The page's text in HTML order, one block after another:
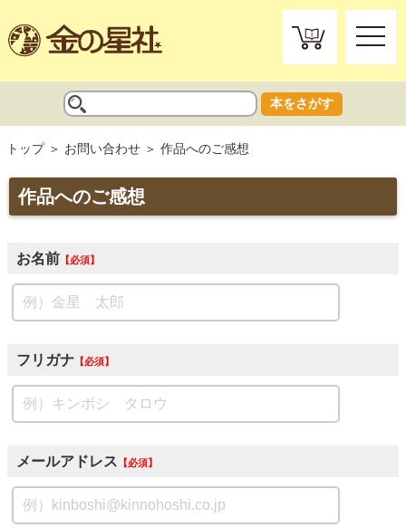
toggle
本をさがす
トップ お問い合わせ 作品へのご感想
作品へのご感想
お名前 必須
フリガナ 必須
メールアドレス 必須